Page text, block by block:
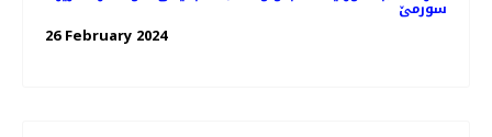
سورمێ
26 February 2024